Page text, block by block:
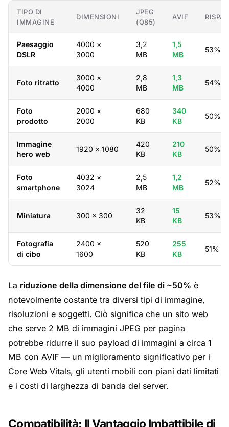
TIPO DI
IMMAGINE
DIMENSIONI
JPEG
(Q85)
AVIF
Paesaggio
DSLR
4000 ×
3000
3,2
MB
1,5
MB
53%
Foto ritratto
3000 ×
4000
2,8
MB
1,3
MB
54%
Foto
prodotto
2000 ×
2000
680
KB
340
KB
50%
Immagine
hero web
1920 × 1080
420
KB
210
KB
50%
Foto
smartphone
4032 ×
3024
2,5
MB
1,2
MB
52%
Miniatura 300 × 300
32
KB
15
KB
53%
Fotografia
di cibo
2400 ×
1600
520
KB
255
KB
51%
La riduzione della dimensione del file di ~50% è
notevolmente costante tra diversi tipi di immagine,
risoluzioni e soggetti. Ciò significa che un sito web
che serve 2 MB di immagini JPEG per pagina
potrebbe ridurre il suo payload di immagini a circa 1
MB con AVIF — un miglioramento significativo per i
Core Web Vitals, gli utenti mobili con piani dati limitati
e i costi di larghezza di banda del server.
Compatibilità: Il Vantaggio Imbattibile di